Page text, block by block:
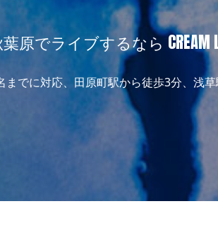
でライブするなら CREAM
でに対応、田原町駅から徒歩3分、浅